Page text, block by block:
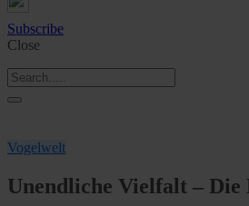
Subscribe
Close
Vogelwelt
Unendliche Vielfalt – Die